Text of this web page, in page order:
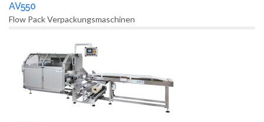
AV550
Flow Pack Verpackungsmaschinen